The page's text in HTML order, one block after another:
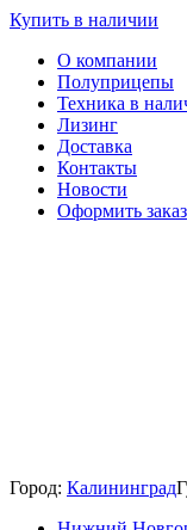
Купить в наличии
О компании
Полуприцепы
Техника в
Лизинг
Доставка
Контакты
Новости
Оформить заказ
Город: Калининград